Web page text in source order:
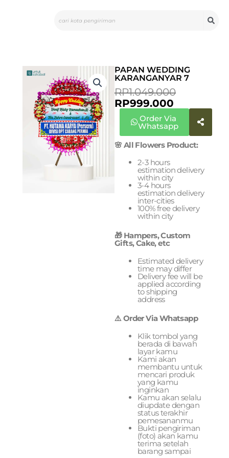
PAPAN WEDDING
KARANGANYAR 7
RP1.049.000
RP999.000
CURRENT
IS:
Order Via
Whatsapp
🌸 All Flowers Product:
2-3 hours
estimation delivery
within city
3-4 hours
estimation delivery
inter-cities
100% free delivery
within city
🎁 Hampers, Custom
Gifts, Cake, etc
Estimated delivery
time may differ
Delivery fee will be
applied according
to shipping
address
⚠️ Order Via Whatsapp
Klik tombol yang
berada di bawah
layar kamu
Kami akan
membantu untuk
mencari produk
yang kamu
inginkan
Kamu akan selalu
diupdate dengan
status terakhir
pemesananmu
Bukti pengiriman
(foto) akan kamu
terima setelah
barang sampai